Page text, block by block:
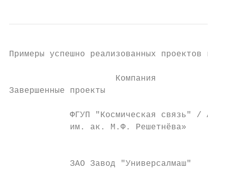
Примеры успешно реализованных
Компания
Завершенные проекты
ФГУП "Космическая связь" / АО
им. ак. М.Ф. Решетнёва»
            ЗАО Завод "Универсалмаш"